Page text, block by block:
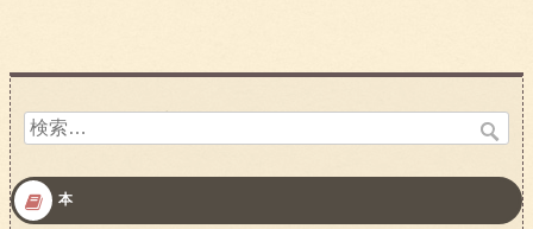
検
本